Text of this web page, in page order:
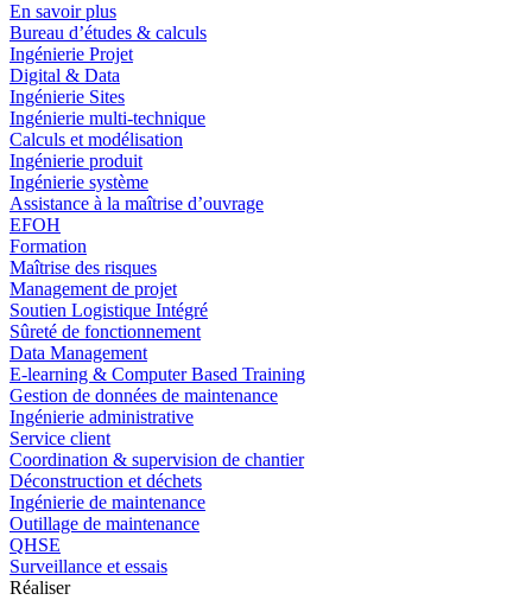
En savoir plus
Bureau d’études & calculs
Ingénierie Projet
Digital & Data
Ingénierie Sites
Ingénierie multi-technique
Calculs et modélisation
Ingénierie produit
Ingénierie système
Assistance à la maîtrise d’ouvrage
EFOH
Formation
Maîtrise des risques
Management de projet
Soutien Logistique Intégré
Sûreté de fonctionnement
Data Management
E-learning & Computer Based Training
Gestion de données de maintenance
Ingénierie administrative
Service client
Coordination & supervision de chantier
Déconstruction et déchets
Ingénierie de maintenance
Outillage de maintenance
QHSE
Surveillance et essais
Réaliser